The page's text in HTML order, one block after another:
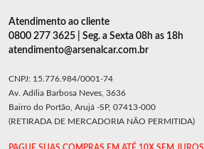
Atendimento ao cliente
0800 277 3625 | Seg. a Sexta 08h as 18h
atendimento@arsenalcar.com.br
CNPJ: 15.776.984/0001-74
Av. Adília Barbosa Neves, 3636
Bairro do Portão, Arujá -SP, 07413-000
(RETIRADA DE MERCADORIA NÃO PERMITIDA)